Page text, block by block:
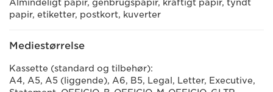
Almindeligt papir, genbrugspapir, kraftigt papir, tyndt
papir, etiketter, postkort, kuverter
Mediestørrelse
Kassette (standard og tilbehør):
A4, A5, A5 (liggende), A6, B5, Legal, Letter, Executive,